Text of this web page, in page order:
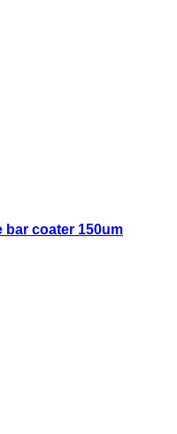
coater 150um